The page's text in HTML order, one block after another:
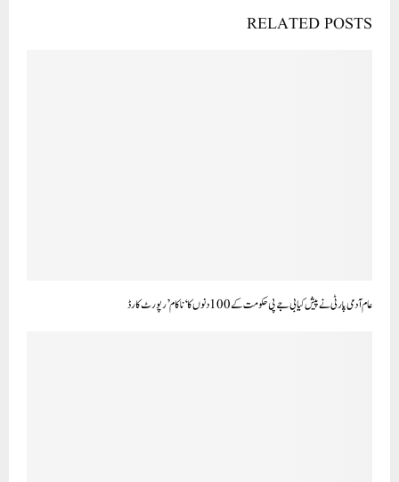
RELATED POSTS
عام آدمی پارٹی نے پیش کیا بی جے پی حکومت کے 100 دنوں کا ‘ناکام’ رپورٹ کارڈ